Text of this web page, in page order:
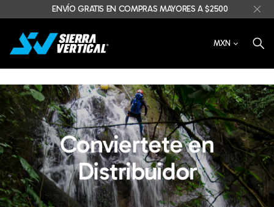
ENVÍO GRATIS EN COMPRAS MAYORES A $2500
MXN
Conviertete en
Distribuidor